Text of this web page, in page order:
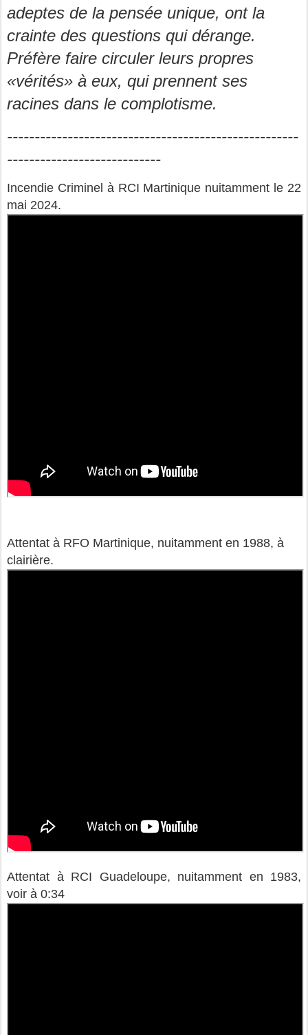
adeptes de la pensée unique, ont la
crainte des questions qui dérange.
Préfère faire circuler leurs propres
«vérités» à eux, qui prennent ses
racines dans le complotisme.
-----------------------------------------------------
----------------------------
Incendie Criminel à RCI Martinique nuitamment le 22
mai 2024.
Attentat à RFO Martinique, nuitamment en 1988, à
clairière.
Attentat à RCI Guadeloupe, nuitamment en 1983,
voir à 0:34